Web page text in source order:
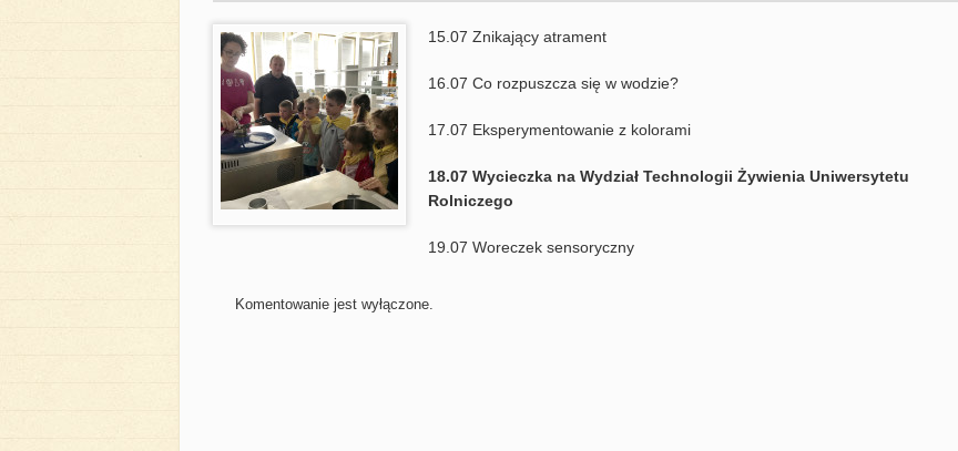
WYCIECZKA
15.07 Znikający atrament
16.07 Co rozpuszcza się w wodzie?
17.07 Eksperymentowanie z kolorami
18.07 Wycieczka na Wydział Technologii Żywienia Uniwersytetu
Rolniczego
19.07 Woreczek sensoryczny
Komentowanie jest wyłączone.